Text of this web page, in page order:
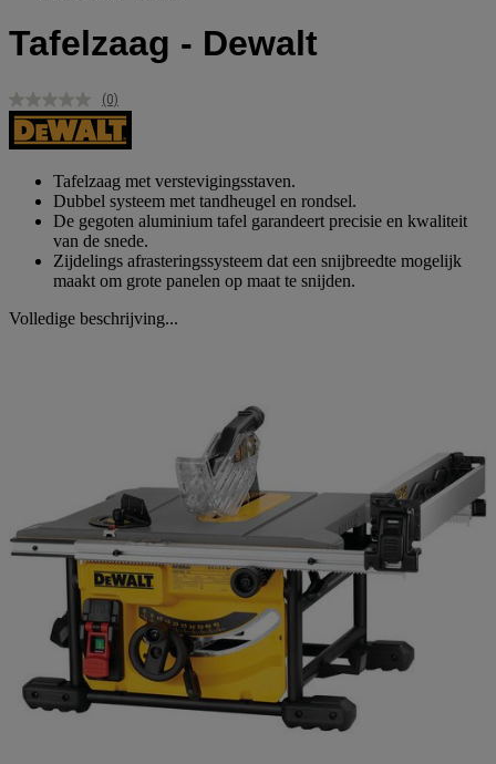
Tafelzaag - Dewalt
Geen
scorewaarde.
Dezelfde
(0)
Tafelzaag met verstevigingsstaven.
Dubbel systeem met tandheugel en rondsel.
De gegoten aluminium tafel garandeert precisie en kwaliteit
van de snede.
Zijdelings afrasteringssysteem dat een snijbreedte mogelijk
maakt om grote panelen op maat te snijden.
Volledige beschrijving...